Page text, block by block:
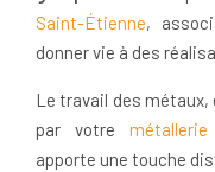
Saint-Étienne,
donner vie à des
Le travail des
par votre
apporte une touche